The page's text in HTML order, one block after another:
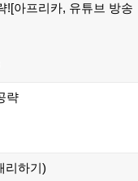
![아프리카, 유튜브 방송
략
리하기)